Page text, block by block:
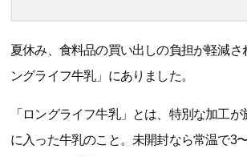
夏休み、食料品の買い出しの負担が軽減さ
ングライフ牛乳」にありました。
「ロングライフ牛乳」とは、特別な加工
に入った牛乳のこと。未開封なら常温で3